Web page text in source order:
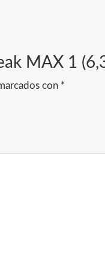
MAX 1
con *